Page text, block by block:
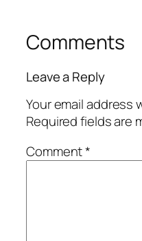
Comments
Leave a Reply
Your email address
Required fields are
Comment*